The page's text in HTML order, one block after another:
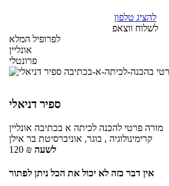
להציג טלפון
לשלוח ווצאפ
לפרופיל המלא
אונליין
פרונטלי
ספיר דניאלי
מורה פרטי להכנה לכיתה א בכתיבה אונליין
קרימינולוגיה , בוגר, אוניברסיטת בר אילן
120 ₪ לשעה
אין דבר כזה לא יכול את הכל ניתן לפתור